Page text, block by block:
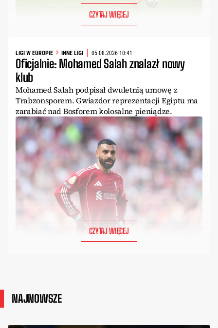
CZYTAJ WIĘCEJ
LIGI W EUROPIE INNE LIGI 05.08.2026 10:41
Oficjalnie: Mohamed Salah znalazł nowy
klub
Mohamed Salah podpisał dwuletnią umowę z
Trabzonsporem. Gwiazdor reprezentacji Egiptu ma
zarabiać nad Bosforem kolosalne pieniądze.
CZYTAJ WIĘCEJ
NAJNOWSZE